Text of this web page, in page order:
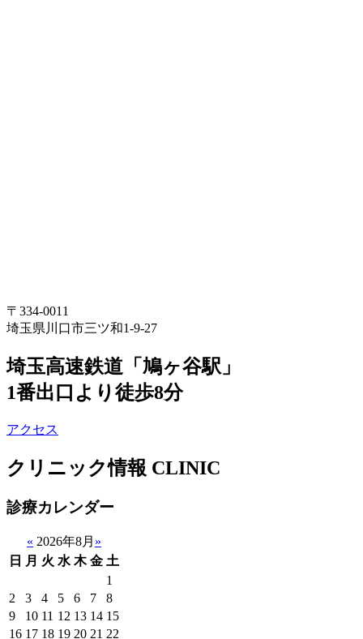
〒334-0011
埼玉県川口市三ツ和1-9-27
埼玉高速鉄道「鳩ヶ谷駅」
1番出口より徒歩8分
アクセス
クリニック情報 CLINIC
診療カレンダー
« 2026年8月 »
日
月 火 水 木 金 土
1
2
3 4 5 6 7
8
9
10 11 12 13 14 15
16 17 18 19 20 21 22